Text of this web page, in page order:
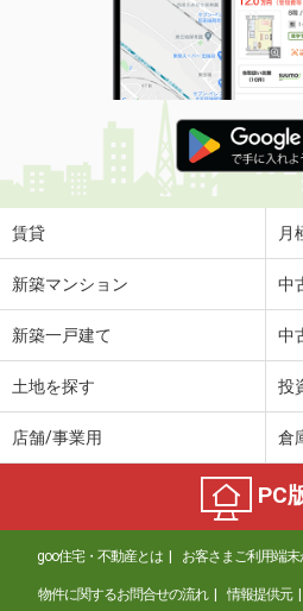
賃貸 月
新築マンション 中
新築一戸建て 中
土地を探す 投
店舗/事業用 倉
PC
goo住宅・不動産とは お客さまご利用端
物件に関するお問合せの流れ 情報提供元